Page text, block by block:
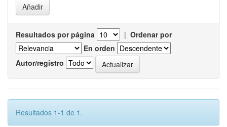
Resultados por página | Ordenar por
En orden
Autor/registro
Resultados 1-1 de 1.